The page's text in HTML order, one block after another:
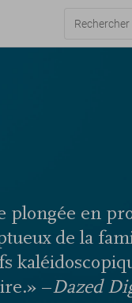
plongée en
de la
–Dazed